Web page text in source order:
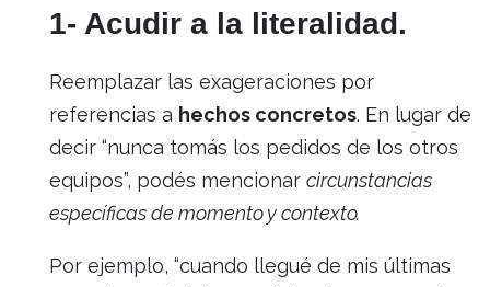
1- Acudir a la literalidad.
Reemplazar las exageraciones por
referencias a hechos concretos. En lugar de
decir “nunca tomás los pedidos de los otros
equipos”, podés mencionar circunstancias
específicas de momento y contexto.
Por ejemplo, “cuando llegué de mis últimas